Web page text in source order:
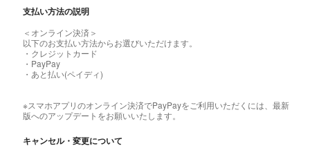
支払い方法の説明
＜オンライン決済＞
以下のお支払い方法からお選びいただけます。
・クレジットカード
・PayPay
・あと払い(ペイディ)
※スマホアプリのオンライン決済でPayPayをご利用いただくには、最新
版へのアップデートをお願いいたします。
キャンセル・変更について